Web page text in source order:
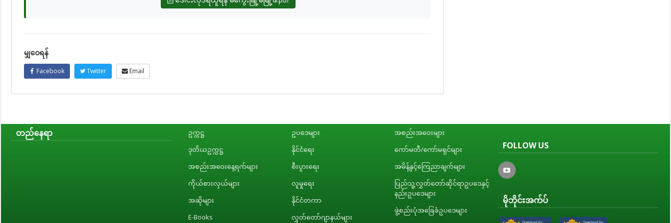
မျှဝေရန်
Facebook Twitter Email
တည်နေရာ
ဥက္ကဋ္ဌ
ဒုတိယဥက္ကဋ္ဌ
အစည်းအဝေးနေ့ရက်များ
ကိုယ်စားလှယ်များ
အဆိုများ
E-Books
ဥပဒေများ
နိုင်ငံရေး
စီးပွားရေး
လူမှုရေး
နိုင်ငံတကာ
လွှတ်တော်ဂျာနယ်များ
အစည်းအဝေးများ
ကော်မတီ/ကော်မရှင်များ
အမိန့်နှင့်ကြေညာချက်များ
ပြည်သူ့လွှတ်တော်ဆိုင်ရာဥပဒေနှင့်
နည်းဥပဒေများ
ဖွဲ့စည်းပုံအခြေခံဥပဒေများ
FOLLOW US
မိုဘိုင်းအက်ပ်